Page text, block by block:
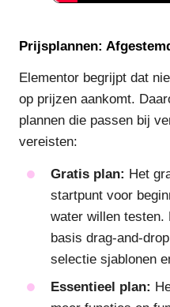
Prijsplannen:
Elementor begrijpt dat
op prijzen aankomt.
plannen die passen bij
vereisten:
Gratis plan: Het
startpunt voor
water willen testen.
basis drag-and-
selectie sjablonen
Essentieel plan: